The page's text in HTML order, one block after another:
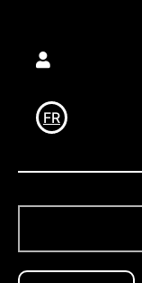
Utilisateur
FR